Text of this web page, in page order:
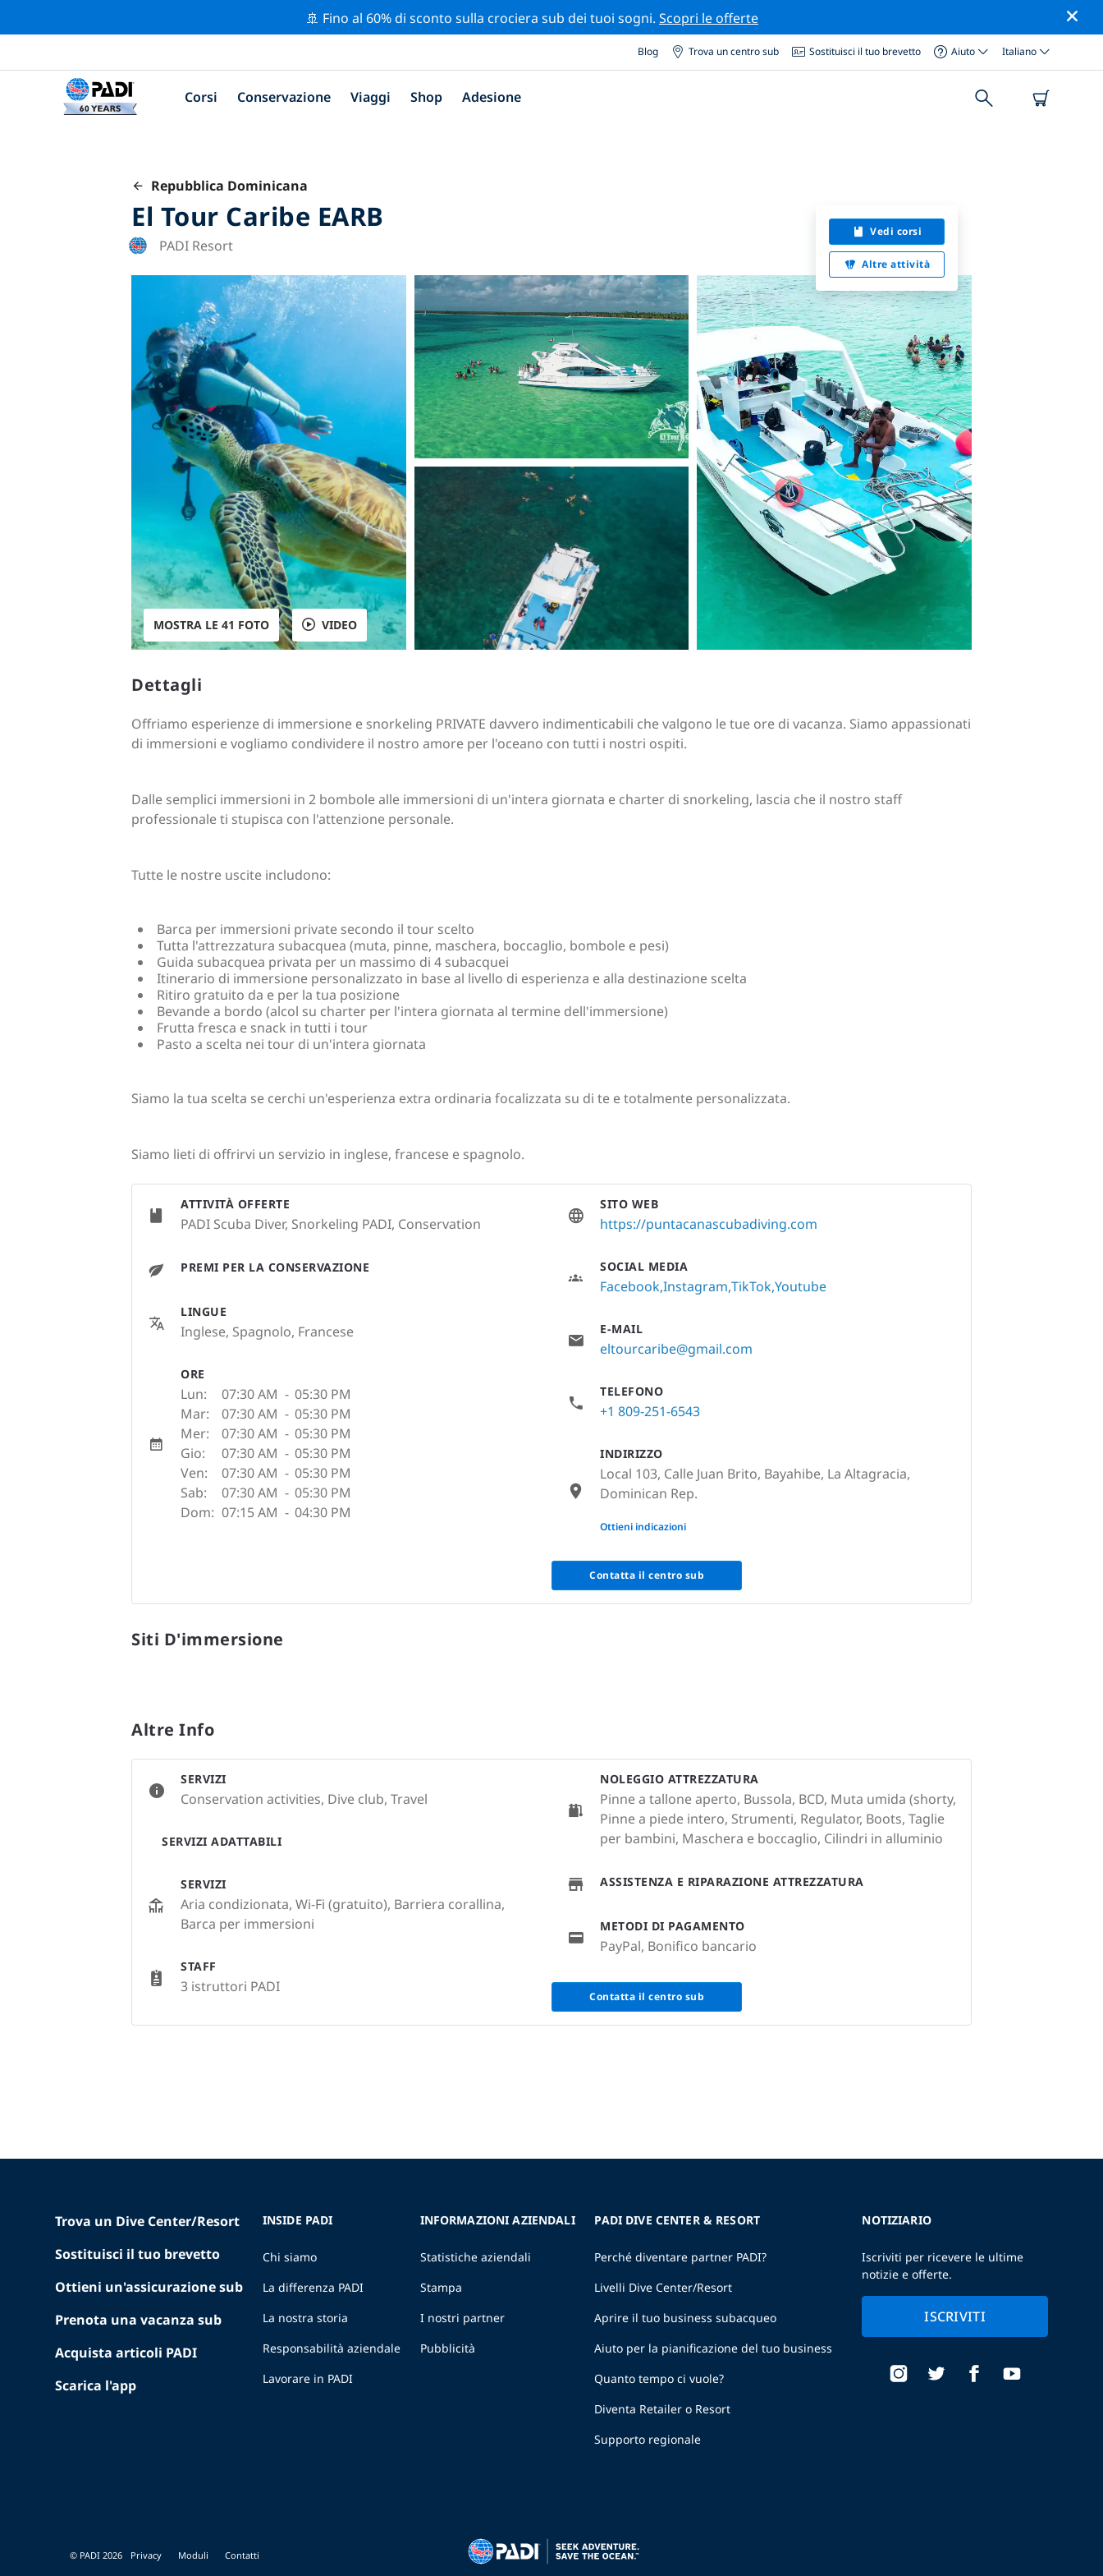
🚢 Fino al 60% di sconto sulla crociera sub dei tuoi sogni. Scopri le offerte
Blog Trova un centro sub Sostituisci il tuo brevetto Aiuto Italiano
Corsi Conservazione Viaggi Shop Adesione
Repubblica Dominicana
El Tour Caribe EARB
PADI Resort
Vedi corsi
Altre attività
MOSTRA LE 41 FOTO VIDEO
Dettagli
Offriamo esperienze di immersione e snorkeling PRIVATE davvero indimenticabili che valgono le tue ore di vacanza. Siamo appassionati
di immersioni e vogliamo condividere il nostro amore per l'oceano con tutti i nostri ospiti.
Dalle semplici immersioni in 2 bombole alle immersioni di un'intera giornata e charter di snorkeling, lascia che il nostro staff
professionale ti stupisca con l'attenzione personale.
Tutte le nostre uscite includono:
Barca per immersioni private secondo il tour scelto
Tutta l'attrezzatura subacquea (muta, pinne, maschera, boccaglio, bombole e pesi)
Guida subacquea privata per un massimo di 4 subacquei
Itinerario di immersione personalizzato in base al livello di esperienza e alla destinazione scelta
Ritiro gratuito da e per la tua posizione
Bevande a bordo (alcol su charter per l'intera giornata al termine dell'immersione)
Frutta fresca e snack in tutti i tour
Pasto a scelta nei tour di un'intera giornata
Siamo la tua scelta se cerchi un'esperienza extra ordinaria focalizzata su di te e totalmente personalizzata.
Siamo lieti di offrirvi un servizio in inglese, francese e spagnolo.
ATTIVITÀ OFFERTE
PADI Scuba Diver, Snorkeling PADI, Conservation
PREMI PER LA CONSERVAZIONE
LINGUE
Inglese, Spagnolo, Francese
ORE
Lun: 07:30 AM - 05:30 PM
Mar:
07:30 AM - 05:30 PM
Mer:
07:30 AM - 05:30 PM
Gio:
07:30 AM - 05:30 PM
Ven:
07:30 AM - 05:30 PM
Sab:
07:30 AM - 05:30 PM
Dom: 07:15 AM - 04:30 PM
SITO WEB
https://puntacanascubadiving.com
SOCIAL MEDIA
FacebookInstagram TikTokYoutube
E-MAIL
eltourcaribe@gmail.com
TELEFONO
+1 809-251-6543
INDIRIZZO
Local 103, Calle Juan Brito, Bayahibe, La Altagracia,
Dominican Rep.
None
Ottieni indicazioni
Contatta il centro sub
Siti D'immersione
Altre Info
SERVIZI
Conservation activities, Dive club, Travel
SERVIZI ADATTABILI
SERVIZI
Aria condizionata, Wi-Fi (gratuito), Barriera corallina,
Barca per immersioni
STAFF
3 istruttori PADI
NOLEGGIO ATTREZZATURA
Pinne a tallone aperto, Bussola, BCD, Muta umida (shorty,
Pinne a piede intero, Strumenti, Regulator, Boots, Taglie
per bambini, Maschera e boccaglio, Cilindri in alluminio
ASSISTENZA E RIPARAZIONE ATTREZZATURA
METODI DI PAGAMENTO
PayPal, Bonifico bancario
Contatta il centro sub
Trova un Dive Center/Resort
Sostituisci il tuo brevetto
Ottieni un'assicurazione sub
Prenota una vacanza sub
Acquista articoli PADI
Scarica l'app
INSIDE PADI
Chi siamo
La differenza PADI
La nostra storia
Responsabilità aziendale
Lavorare in PADI
INFORMAZIONI AZIENDALI
Statistiche aziendali
Stampa
I nostri partner
Pubblicità
PADI DIVE CENTER & RESORT
Perché diventare partner PADI?
Livelli Dive Center/Resort
Aprire il tuo business subacqueo
Aiuto per la pianificazione del tuo business
Quanto tempo ci vuole?
Diventa Retailer o Resort
Supporto regionale
NOTIZIARIO
Iscriviti per ricevere le ultime
notizie e offerte.
ISCRIVITI
© PADI 2026 Privacy Moduli Contatti